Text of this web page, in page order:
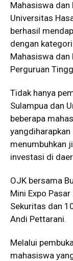
Mahasiswa dan
Universitas
berhasil
dengan
Mahasiswa dan
Perguruan
Tidak hanya
Sulampua dan
beberapa
menumbuhkan
investasi di
OJK bersama
Mini Expo
Sekuritas dan
Andi Pettarani.
Melalui
mahasiswa